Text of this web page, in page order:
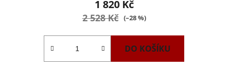
1 820 Kč
2 528 Kč (–28 %)
DO KOŠÍKU